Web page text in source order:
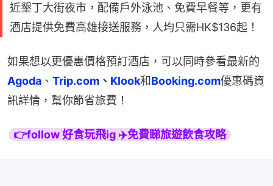
近墾丁大街夜市，配備戶外泳池、免費早餐等，更有
酒店提供免費高雄接送服務，人均只需HK$136起！
如果想以更優惠價格預訂酒店，可以同時參看最新的
Agoda 、 Trip.com 、 Klook和Booking.com優惠碼資
訊詳情，幫你節省旅費！
👉follow 好食玩飛ig ✈️免費睇旅遊飲食攻略